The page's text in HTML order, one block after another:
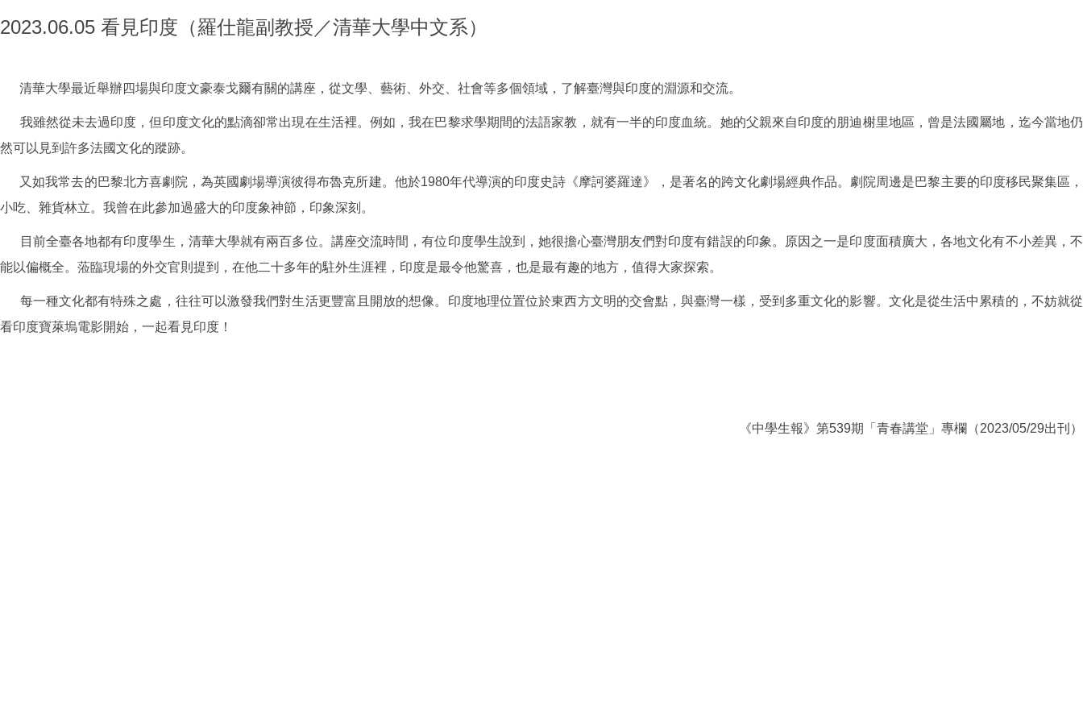
2023.06.05 看見印度（羅仕龍副教授／清華大學中文系）
清華大學最近舉辦四場與印度文豪泰戈爾有關的講座，從文學、藝術、外交、社會等多個領域，了解臺灣與印度的淵源和交流。
我雖然從未去過印度，但印度文化的點滴卻常出現在生活裡。例如，我在巴黎求學期間的法語家教，就有一半的印度血統。她的父親來自印度的朋迪榭里地區，曾是法國屬地，迄今當地仍
然可以見到許多法國文化的蹤跡。
又如我常去的巴黎北方喜劇院，為英國劇場導演彼得布魯克所建。他於1980年代導演的印度史詩《摩訶婆羅達》，是著名的跨文化劇場經典作品。劇院周邊是巴黎主要的印度移民聚集區，
小吃、雜貨林立。我曾在此參加過盛大的印度象神節，印象深刻。
目前全臺各地都有印度學生，清華大學就有兩百多位。講座交流時間，有位印度學生說到，她很擔心臺灣朋友們對印度有錯誤的印象。原因之一是印度面積廣大，各地文化有不小差異，不
能以偏概全。蒞臨現場的外交官則提到，在他二十多年的駐外生涯裡，印度是最令他驚喜，也是最有趣的地方，值得大家探索。
每一種文化都有特殊之處，往往可以激發我們對生活更豐富且開放的想像。印度地理位置位於東西方文明的交會點，與臺灣一樣，受到多重文化的影響。文化是從生活中累積的，不妨就從
看印度寶萊塢電影開始，一起看見印度！
《中學生報》第539期「青春講堂」專欄（2023/05/29出刊）